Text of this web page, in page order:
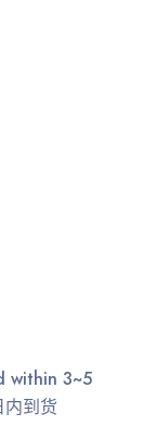
within 3~5
到货